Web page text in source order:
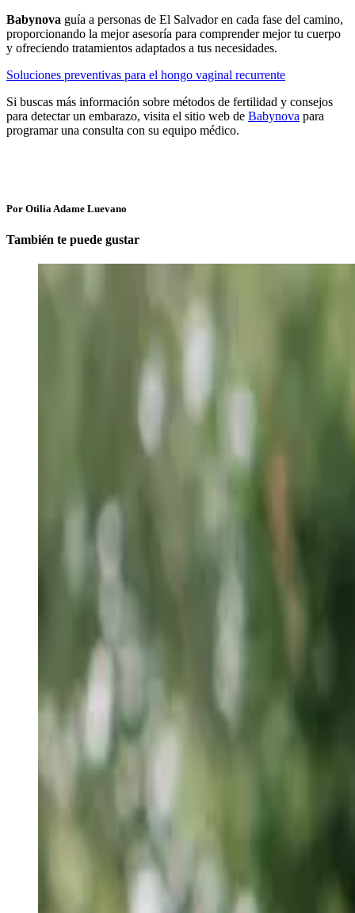
Babynova guía a personas de El Salvador en cada fase del camino,
proporcionando la mejor asesoría para comprender mejor tu cuerpo
y ofreciendo tratamientos adaptados a tus necesidades.
Soluciones preventivas para el hongo vaginal recurrente
Si buscas más información sobre métodos de fertilidad y consejos
para detectar un embarazo, visita el sitio web de Babynova para
programar una consulta con su equipo médico.
Por Otilia Adame Luevano
También te puede gustar